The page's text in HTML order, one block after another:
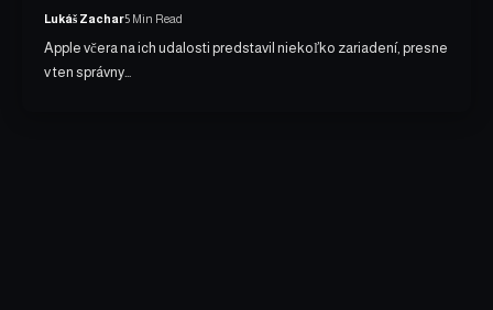
Lukáš Zachar5 Min Read
Apple včera na ich udalosti predstavil niekoľko zariadení, presne
v ten správny…